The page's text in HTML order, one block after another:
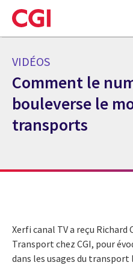
Skip
to
main
VIDÉOS
Comment le
bouleverse le
transports
Xerfi canal TV a reçu
Transport chez CGI, pour
dans les usages du transport